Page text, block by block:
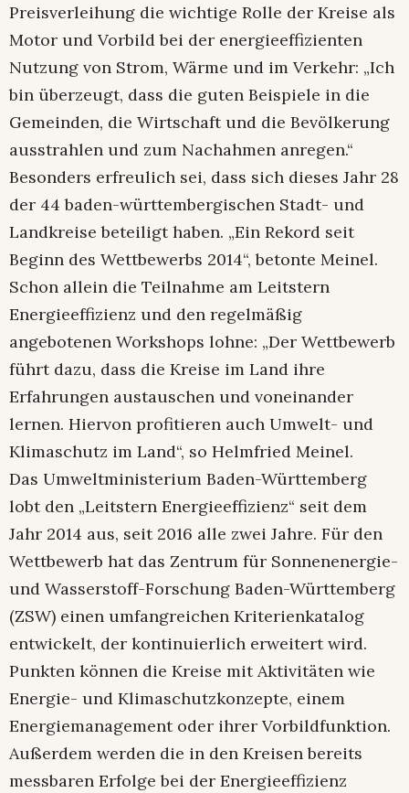
Preisverleihung die wichtige Rolle der Kreise als
Motor und Vorbild bei der energieeffizienten
Nutzung von Strom, Wärme und im Verkehr: „Ich
bin überzeugt, dass die guten Beispiele in die
Gemeinden, die Wirtschaft und die Bevölkerung
ausstrahlen und zum Nachahmen anregen.“
Besonders erfreulich sei, dass sich dieses Jahr 28
der 44 baden-württembergischen Stadt- und
Landkreise beteiligt haben. „Ein Rekord seit
Beginn des Wettbewerbs 2014“, betonte Meinel.
Schon allein die Teilnahme am Leitstern
Energieeffizienz und den regelmäßig
angebotenen Workshops lohne: „Der Wettbewerb
führt dazu, dass die Kreise im Land ihre
Erfahrungen austauschen und voneinander
lernen. Hiervon profitieren auch Umwelt- und
Klimaschutz im Land“, so Helmfried Meinel.
Das Umweltministerium Baden-Württemberg
lobt den „Leitstern Energieeffizienz“ seit dem
Jahr 2014 aus, seit 2016 alle zwei Jahre. Für den
Wettbewerb hat das Zentrum für Sonnenenergie-
und Wasserstoff-Forschung Baden-Württemberg
(ZSW) einen umfangreichen Kriterienkatalog
entwickelt, der kontinuierlich erweitert wird.
Punkten können die Kreise mit Aktivitäten wie
Energie- und Klimaschutzkonzepte, einem
Energiemanagement oder ihrer Vorbildfunktion.
Außerdem werden die in den Kreisen bereits
messbaren Erfolge bei der Energieeffizienz